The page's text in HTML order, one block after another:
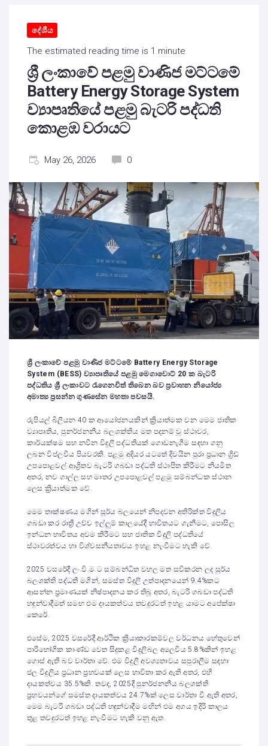
දේශීය
The estimated reading time is 1 minute
ශ්‍රී ලංකාවේ පළමු වාණිජ මට්ටමේ
Battery Energy Storage System
ව්‍යාපෘතියේ පළමු බැටරි පද්ධති
කොළඹ වරායට
May 26, 2026 0
ශ්‍රී ලංකාවේ පළමු වාණිජ මට්ටමේ Battery Energy Storage
System (BESS) ව්‍යාපෘතියේ පළමු මෙගාවොට් 20 ක බැටරි
පද්ධතිය ශ්‍රී ලංකාවට රැගෙනවිත් තිබෙන බව ප්‍රවාහන නියෝජ්‍ය
අමාත්‍ය ප්‍රසන්න ගුණසේන මහතා පවසයි.
රුපියල් බිලියන 40 ක ආයෝජනයකින් ක්‍රියාත්මක වන මෙම ජාතික
ව්‍යාපෘතිය, පුනර්ජනනීය බලශක්තිය මත පදනම් වූ ස්ථාවර,
කාර්යක්ෂම සහ නවීන විදුලි පද්ධතියක් ගොඩනැගීම සඳහා ගනු
ලබන විප්ලවීය පියවරකි. පළමු අදියර යටතේ දිවයින පුරා ප්‍රධාන ග්‍රිඩ්
උපපොළවල් ආශ්‍රිතව බැටරි ගබඩා පද්ධති ස්ථාපිත කිරීමට නියමිත
අතර, නව ගාල්ල සහ මාතර උපපොළවල් පළමු සම්බන්ධක ස්ථාන
ලෙස ක්‍රියාත්මක වේ.
මෙම තාක්ෂණය මගින් සූර්ය බලයෙන් නිපදවන අතිරික්ත විදුලිය
ගබඩා කර රාත්‍රී උච්ච ඉල්ලුම් කාලයේදී භාවිතයට ගැනීමට, පොසිල
ඉන්ධන භාවිතය අවම කිරීමට සහ ජාතික විදුලි පද්ධතියේ
ස්ථාවරත්වය හා විශ්වසනීයතාවය ඉහළ නැංවීමට හැකි වේ.
2025 වසරේදී ලං.වි.ම.ට සම්බන්ධිත වහල මත සවිකරන ලද සූර්ය
බලශක්ති පද්ධති මගින්, සමස්ත විදුලි උත්පාදනයෙන් 9.4%කට
ආසන්න ප්‍රමාණයක් නිෂ්පාදනය කර තිබූ අතර, බැටරි ගබඩා පද්ධති
හඳුන්වාදීමත් සමඟ එම දායකත්වය තවදුරටත් ඉහළ යාමට අපේක්ෂා
කෙරේ.
එසේම, 2025 වසරේදී ආර්ථික ක්‍රියාකාරකම්වල වර්ධනය හේතුවෙන්
පාරිභෝගික කාණ්ඩ වෙත සිදුකළ විදුලිබල අලෙවිය 5.8%කින් ඉහළ
ගොස් ඇති බව වාර්තා වේ. එම විදුලි අවශ්‍යතාවය සපුරාලීම සඳහා
ජල විදුලිය ප්‍රධාන ප්‍රභවයක් ලෙස භාවිතා කර ඇති අතර, එහි
දායකත්වය 35.5%කි. තවද, 2025දී පුනර්ජනනීය බලශක්ති
ප්‍රභවයන්ගේ සමස්ත දායකත්වය 24.7%ක් ලෙස වාර්තා වී ඇති අතර,
මෙම බැටරි ගබඩා පද්ධති හඳුන්වාදීම මඟින් එම අගය ඉදිරි කාලය
තුළ තවදුරටත් ඉහළ නැංවීමට හැකි වනු ඇත.